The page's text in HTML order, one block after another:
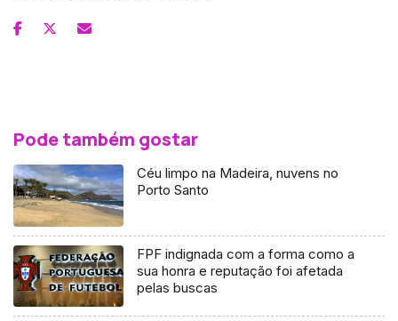
Pode também gostar
Céu limpo na Madeira, nuvens no
Porto Santo
FPF indignada com a forma como a
sua honra e reputação foi afetada
pelas buscas